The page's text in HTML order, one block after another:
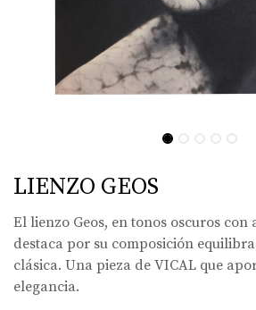
LIENZO GEOS
El lienzo Geos, en tonos oscuros con
destaca por su composición
clásica. Una pieza de VICAL que
elegancia.